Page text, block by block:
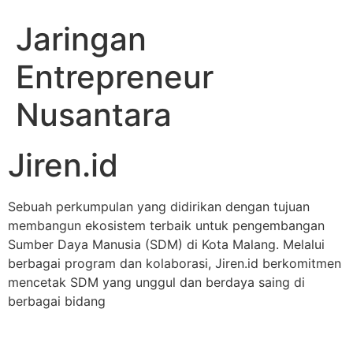
Jaringan
Entrepreneur
Nusantara
Jiren.id
Sebuah perkumpulan yang didirikan dengan tujuan
membangun ekosistem terbaik untuk pengembangan
Sumber Daya Manusia (SDM) di Kota Malang. Melalui
berbagai program dan kolaborasi, Jiren.id berkomitmen
mencetak SDM yang unggul dan berdaya saing di
berbagai bidang